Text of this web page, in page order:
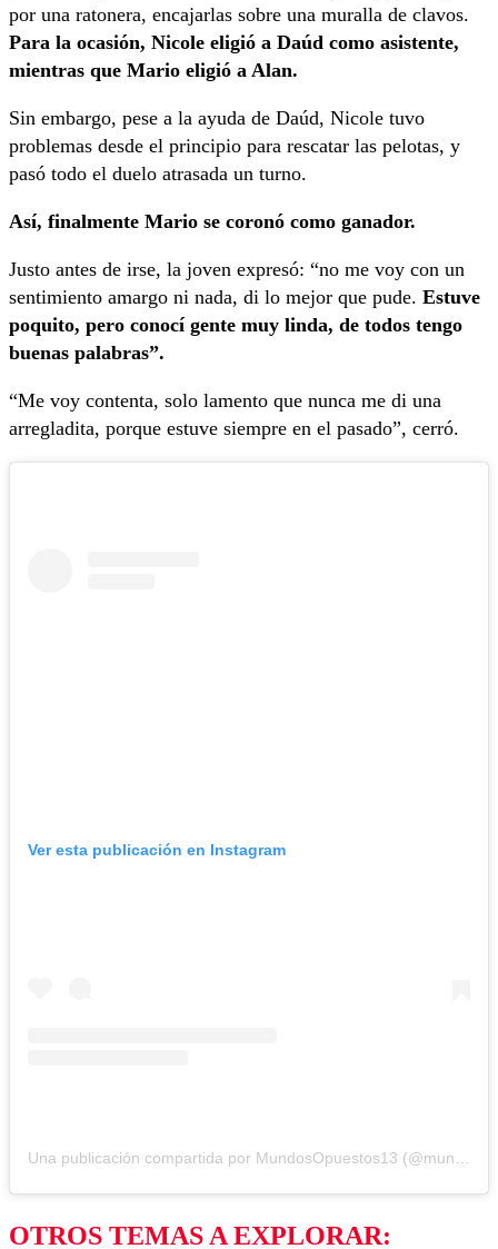
por una ratonera, encajarlas sobre una muralla de clavos.
Para la ocasión, Nicole eligió a Daúd como asistente,
mientras que Mario eligió a Alan.
Sin embargo, pese a la ayuda de Daúd, Nicole tuvo
problemas desde el principio para rescatar las pelotas, y
pasó todo el duelo atrasada un turno.
Así, finalmente Mario se coronó como ganador.
Justo antes de irse, la joven expresó: “no me voy con un
sentimiento amargo ni nada, di lo mejor que pude. Estuve
poquito, pero conocí gente muy linda, de todos tengo
buenas palabras”.
“Me voy contenta, solo lamento que nunca me di una
arregladita, porque estuve siempre en el pasado”, cerró.
Ver esta publicación en Instagram
OTROS TEMAS A EXPLORAR: